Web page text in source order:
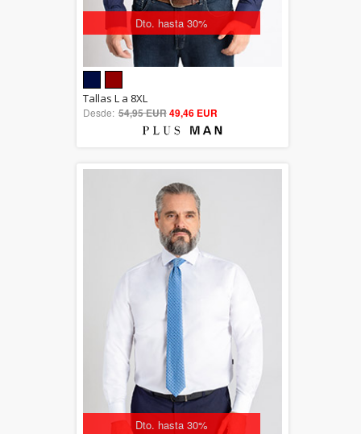
Dto. hasta 30%
out of 5
Tallas L a 8XL
Desde: 54,95 EUR49,46 EUR
Dto. hasta 30%